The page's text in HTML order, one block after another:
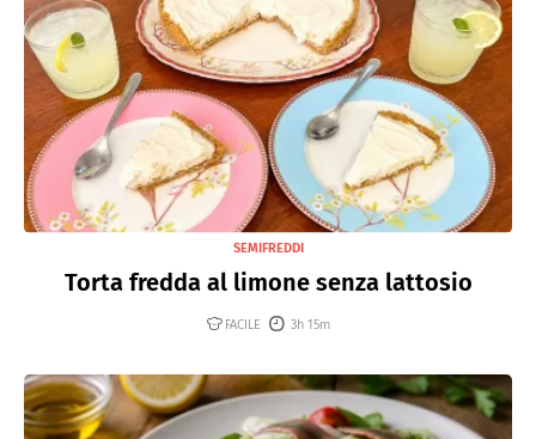
SEMIFREDDI
Torta fredda al limone senza lattosio
FACILE 3h 15m